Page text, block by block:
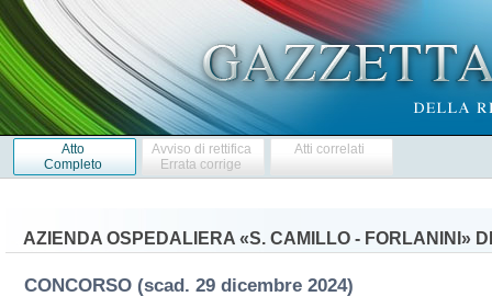
Atto
Completo
Avviso di rettifica
Errata corrige
Atti correlati
AZIENDA OSPEDALIERA «S. CAMILLO - FORLANINI»
CONCORSO (scad. 29 dicembre 2024)